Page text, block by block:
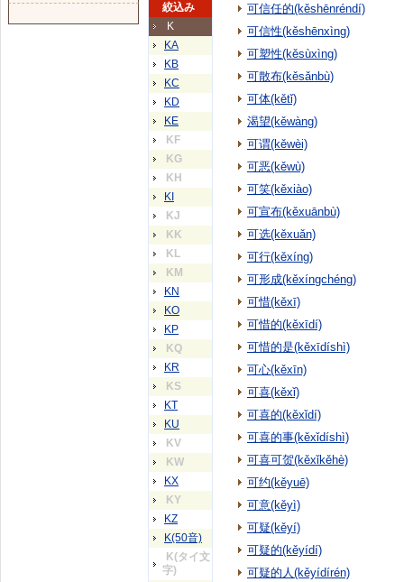
絞込み
K
KA
KB
KC
KD
KE
KF
KG
KH
KI
KJ
KK
KL
KM
KN
KO
KP
KQ
KR
KS
KT
KU
KV
KW
KX
KY
KZ
K(50音)
K(タイ文
字)
可信任的(kěshēnréndí)
可信性(kěshēnxìng)
可塑性(kěsùxìng)
可散布(kěsǎnbù)
可体(kětǐ)
渴望(kěwàng)
可谓(kěwèi)
可恶(kěwù)
可笑(kěxiào)
可宣布(kěxuānbù)
可选(kěxuǎn)
可行(kěxíng)
可形成(kěxíngchéng)
可惜(kěxī)
可惜的(kěxīdí)
可惜的是(kěxīdíshì)
可心(kěxīn)
可喜(kěxǐ)
可喜的(kěxǐdí)
可喜的事(kěxǐdíshì)
可喜可贺(kěxǐkěhè)
可约(kěyuē)
可意(kěyì)
可疑(kěyí)
可疑的(kěyídí)
可疑的人(kěyídírén)